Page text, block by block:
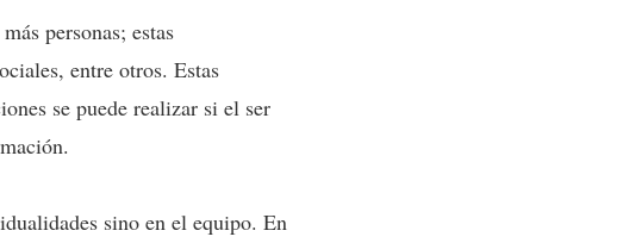
personas; estas
entre otros. Estas
se puede realizar si el ser
sino en el equipo. En